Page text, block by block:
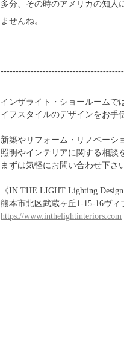
多分、その時のアメリカの知人
ませんね。
インザライト・ショールームで
イフスタイルのデザインをお手
新築やリフォーム・リノベーシ
照明やインテリアに関する相談
まずは気軽にお問い合わせ下さ
《IN THE LIGHT Lighting Design
熊本市北区武蔵ヶ丘1-15-16ヴィ
https://www.inthelightinteriors.com